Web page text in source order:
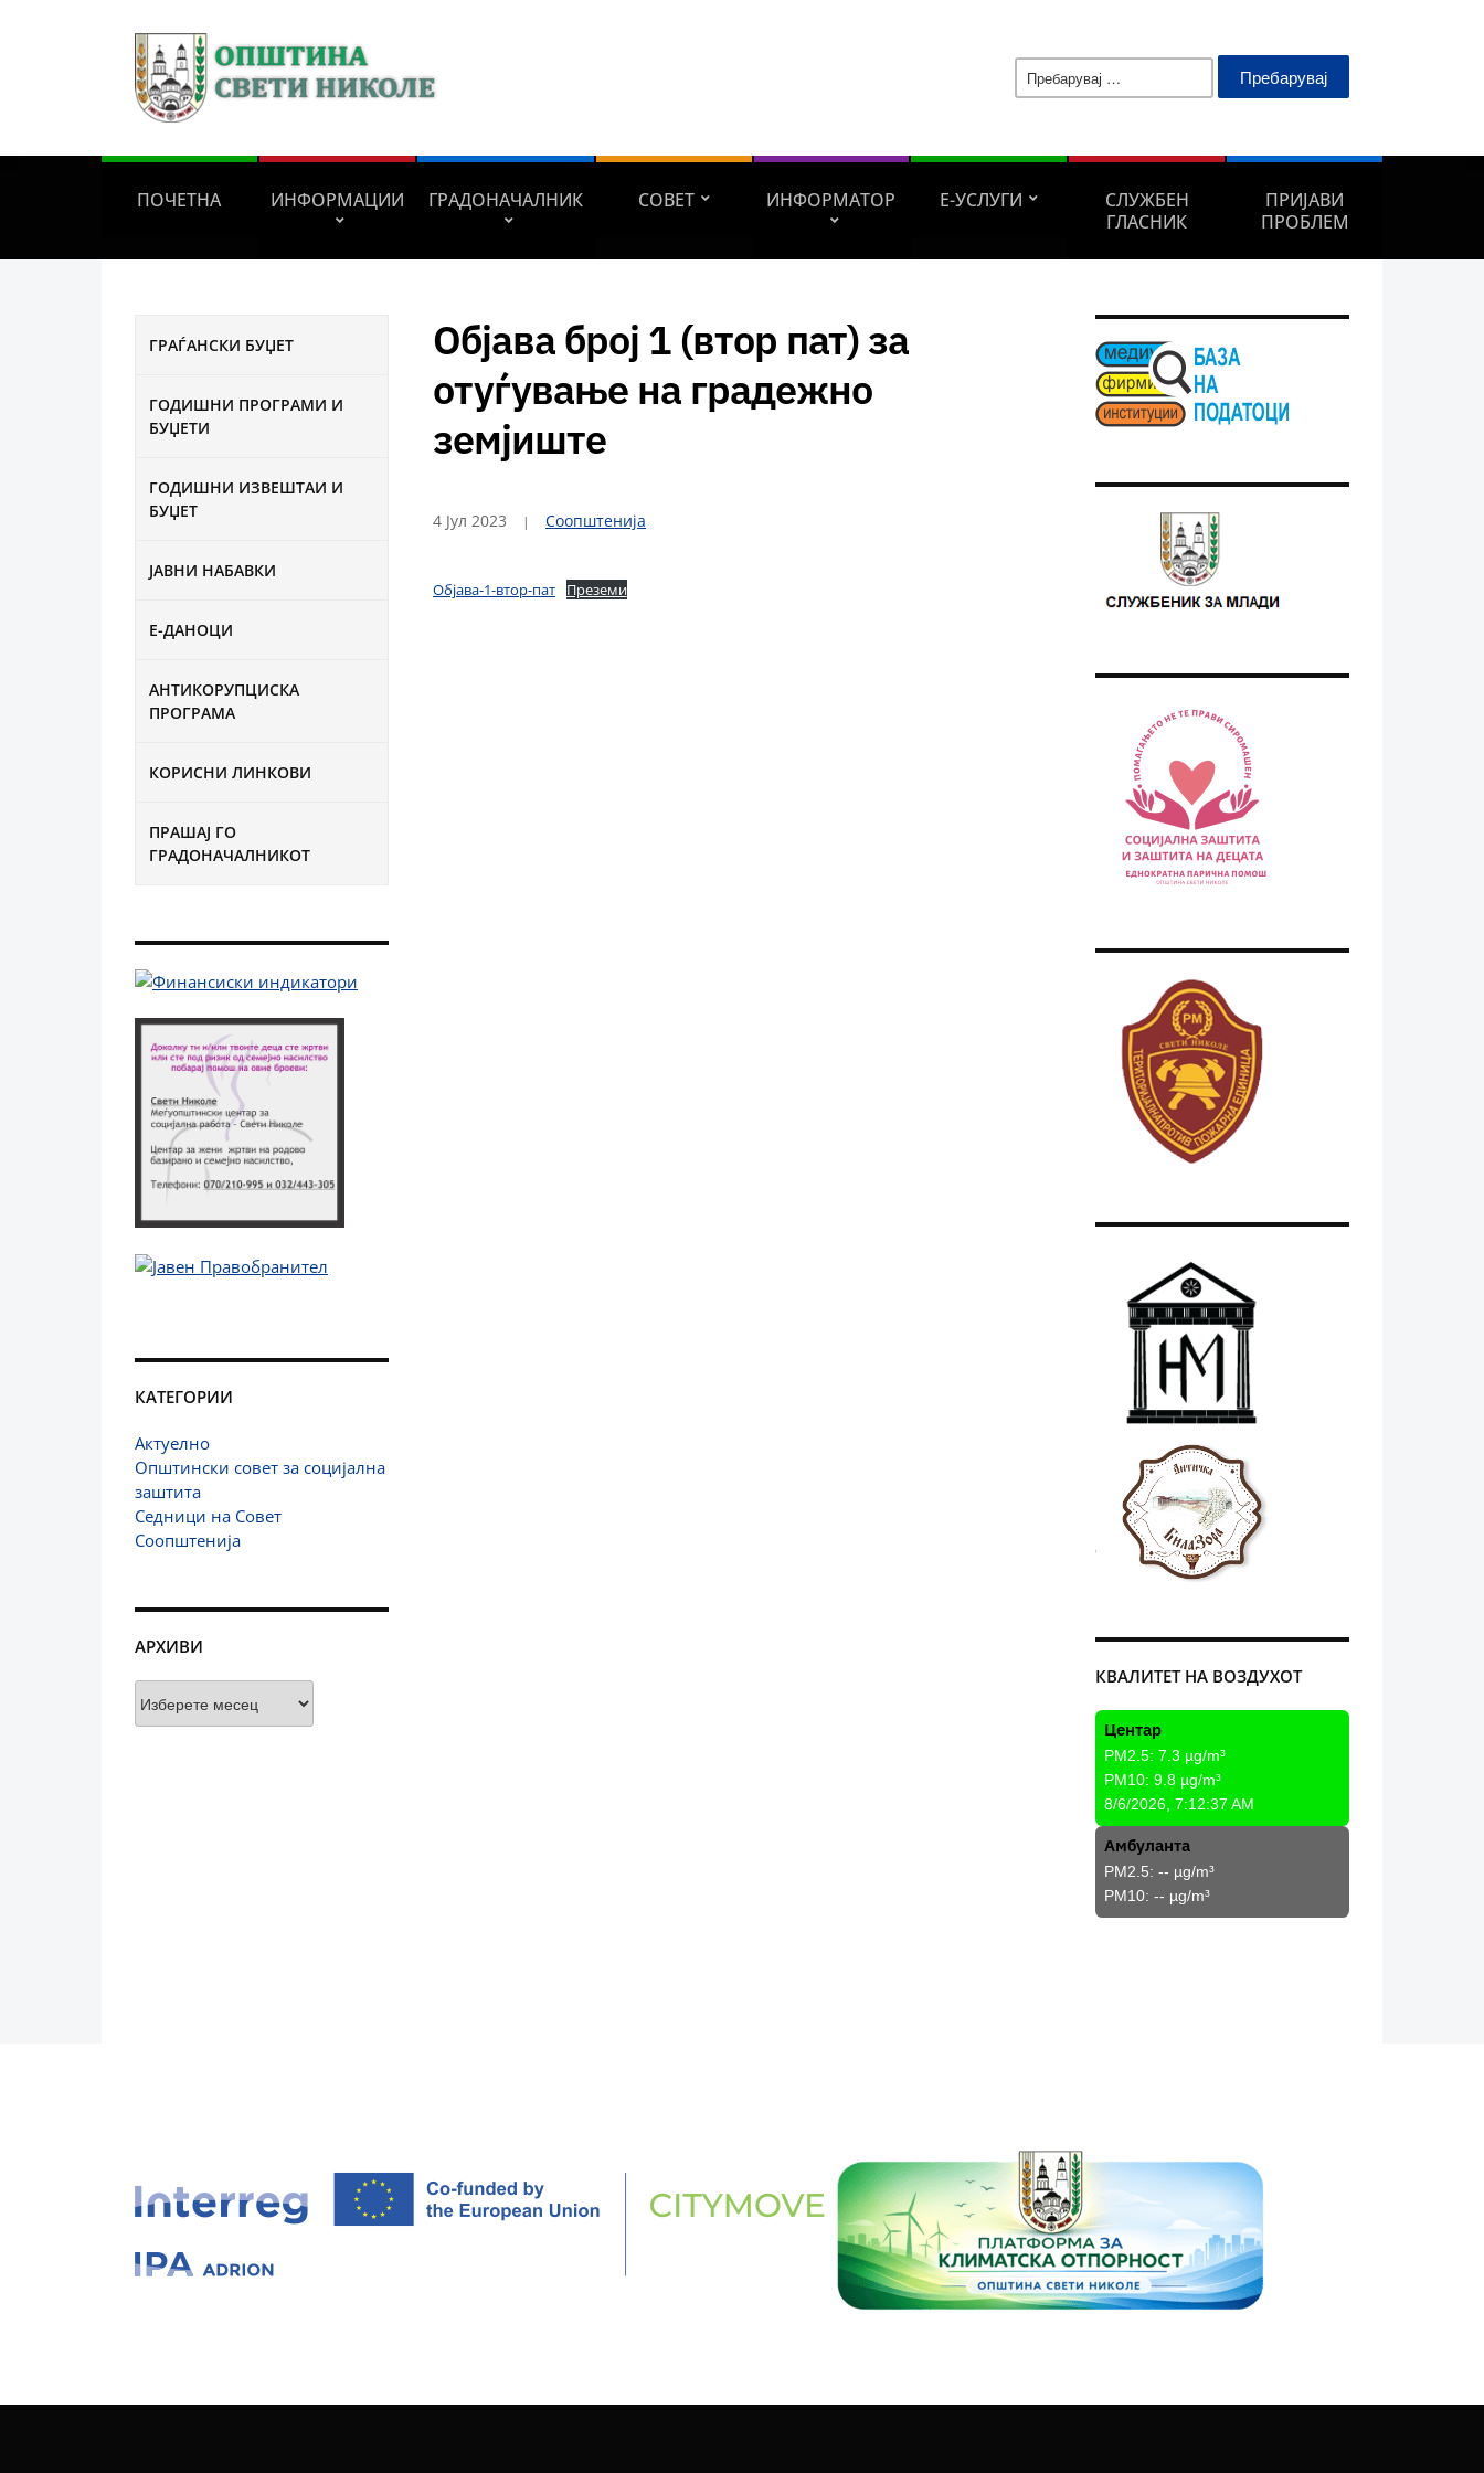
Пребарувај
ПОЧЕТНА ИНФОРМАЦИИ ГРАДОНАЧАЛНИК СОВЕТ ИНФОРМАТОР Е-УСЛУГИ
СЛУЖБЕН
ГЛАСНИК
ПРИЈАВИ
ПРОБЛЕМ
ГРАЃАНСКИ БУЏЕТ
ГОДИШНИ ПРОГРАМИ И
БУЏЕТИ
ГОДИШНИ ИЗВЕШТАИ И
БУЏЕТ
ЈАВНИ НАБАВКИ
Е-ДАНОЦИ
АНТИКОРУПЦИСКА
ПРОГРАМА
КОРИСНИ ЛИНКОВИ
ПРАШАЈ ГО
ГРАДОНАЧАЛНИКОТ
КАТЕГОРИИ
Актуелно
Општински совет за социјална
заштита
Седници на Совет
Соопштенија
АРХИВИ
Објава број 1 (втор пат) за
отуѓување на градежно
земјиште
4 Јул 2023 Соопштенија
Објава-1-втор-пат Преземи
КВАЛИТЕТ НА ВОЗДУХОТ
Центар
PM2.5: 7.3 µg/m³
PM10: 9.8 µg/m³
8/6/2026, 7:12:37 AM
Амбуланта
PM2.5: -- µg/m³
PM10: -- µg/m³